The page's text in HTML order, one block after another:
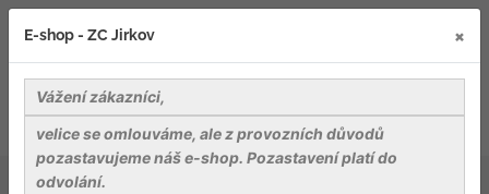
Osiva
E-shop - ZC Jirkov ×
Vážení zákazníci,
velice se omlouváme, ale z provozních důvodů
pozastavujeme náš e-shop. Pozastavení platí do
odvolání.